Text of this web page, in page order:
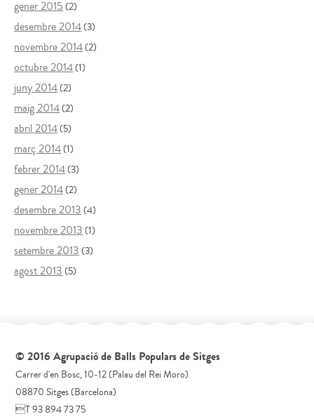
gener 2015 (2)
desembre 2014(3)
novembre 2014(2)
octubre 2014(1)
juny 2014(2)
maig 2014(2)
abril 2014(5)
març 2014(1)
febrer 2014(3)
gener 2014(2)
desembre 2013 (4)
novembre 2013 (1)
setembre 2013 (3)
agost 2013 (5)
© 2016 Agrupació de Balls Populars de Sitges
Carrer d'en Bosc, 10-12 (Palau del Rei Moro)
08870 Sitges (Barcelona)
T 93 894 73 75